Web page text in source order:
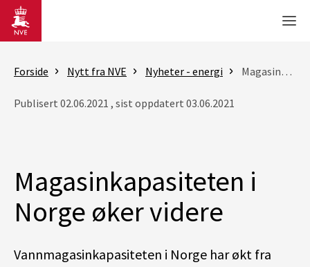
Gå til hovedinnhold
Forside Nytt fra NVE Nyheter - energi Magasinkapasiteten i Norge øker videre
Publisert 02.06.2021 , sist oppdatert 03.06.2021
Magasinkapasiteten i
Norge øker videre
Vannmagasinkapasiteten i Norge har økt fra